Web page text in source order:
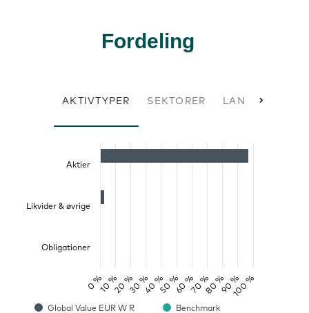
Fordeling
AKTIVTYPER SEKTORER LAND AKTIER
Global Value EUR W R Benchmark
Aktier
Likvider & øvrige
Obligationer
0 %10 %20 %30 %40 %50 %60 %70 %80 %90 %100 %